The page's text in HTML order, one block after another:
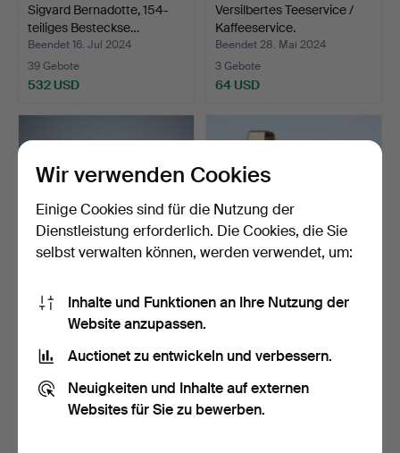
Sigvard Bernadotte, 154-
teiliges Besteckse…
Beendet 16. Jul 2024
39 Gebote
532 USD
Versilbertes Teeservice /
Kaffeeservice.
Beendet 28. Mai 2024
3 Gebote
64 USD
Mid-Century Teeservice
von SIGG, Schweiz, …
1 Gebot
58 USD
Dupont, Feuerzeug,
110 USD
Wir verwenden Cookies
Einige Cookies sind für die Nutzung der
Dienstleistung erforderlich. Die Cookies, die Sie
selbst verwalten können, werden verwendet, um:
Inhalte und Funktionen an Ihre Nutzung der
Website anzupassen.
Auctionet zu entwickeln und verbessern.
Neuigkeiten und Inhalte auf externen
Websites für Sie zu bewerben.